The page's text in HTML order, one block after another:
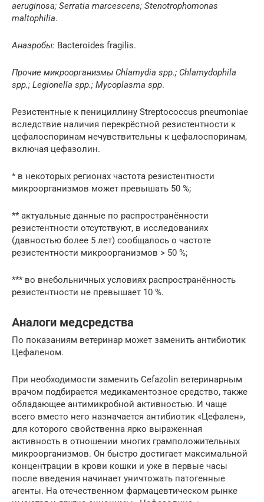
aeruginosa; Serratia marcescens; Stenotrophomonas
maltophilia.
Анаэробы: Bacteroides fragilis.
Прочие микроорганизмы Chlamydia spp.; Chlamydophila
spp.; Legionella spp.; Mycoplasma spp.
Резистентные к пенициллину Streptococcus pneumoniae
вследствие наличия перекрёстной резистентности к
цефалоспоринам нечувствительны к цефалоспоринам,
включая цефазолин.
* в некоторых регионах частота резистентности
микроорганизмов может превышать 50 %;
** актуальные данные по распространённости
резистентности отсутствуют, в исследованиях
(давностью более 5 лет) сообщалось о частоте
резистентности микроорганизмов > 50 %;
*** во внебольничных условиях распространённость
резистентности не превышает 10 %.
Аналоги медсредства
По показаниям ветеринар может заменить антибиотик
Цефаленом.
При необходимости заменить Cefazolin ветеринарным
врачом подбирается медикаментозное средство, также
обладающее антимикробной активностью. И чаще
всего вместо него назначается антибиотик «Цефален»,
для которого свойственна ярко выраженная
активность в отношении многих грамположительных
микроорганизмов. Он быстро достигает максимальной
концентрации в крови кошки и уже в первые часы
после введения начинает уничтожать патогенные
агенты. На отечественном фармацевтическом рынке